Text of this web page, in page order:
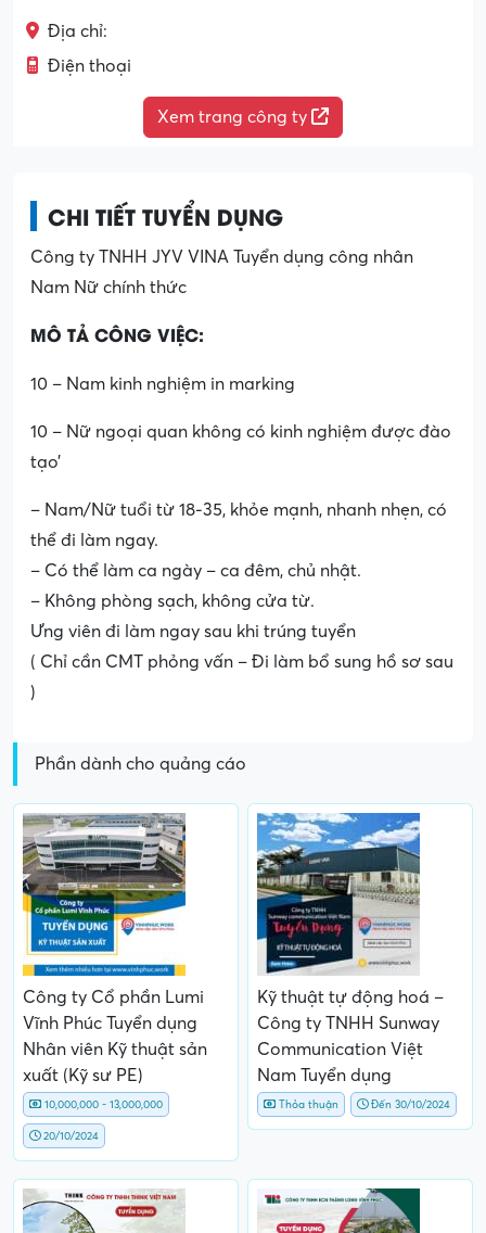
Địa chỉ:
Điện thoại
Xem trang công ty
CHI TIẾT TUYỂN DỤNG
Công ty TNHH JYV VINA Tuyển dụng công nhân
Nam Nữ chính thức
MÔ TẢ CÔNG VIỆC:
10 – Nam kinh nghiệm in marking
10 – Nữ ngoại quan không có kinh nghiệm được đào
tạo’
– Nam/Nữ tuổi từ 18-35, khỏe mạnh, nhanh nhẹn, có
thể đi làm ngay.
– Có thể làm ca ngày – ca đêm, chủ nhật.
– Không phòng sạch, không cửa từ.
Ưng viên đi làm ngay sau khi trúng tuyển
( Chỉ cần CMT phỏng vấn – Đi làm bổ sung hồ sơ sau
)
Phần dành cho quảng cáo
Công ty Cổ phần Lumi
Vĩnh Phúc Tuyển dụng
Nhân viên Kỹ thuật sản
xuất (Kỹ sư PE)
10,000,000 - 13,000,000
20/10/2024
Kỹ thuật tự động hoá –
Công ty TNHH Sunway
Communication Việt
Nam Tuyển dụng
Thỏa thuận Đến 30/10/2024